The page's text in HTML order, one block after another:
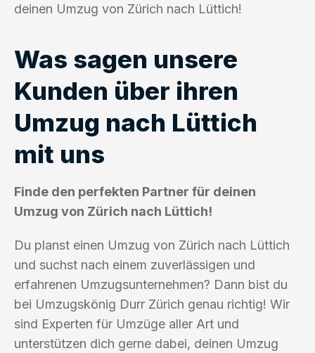
deinen Umzug von Zürich nach Lüttich!
Was sagen unsere
Kunden über ihren
Umzug nach Lüttich
mit uns
Finde den perfekten Partner für deinen
Umzug von Zürich nach Lüttich!
Du planst einen Umzug von Zürich nach Lüttich
und suchst nach einem zuverlässigen und
erfahrenen Umzugsunternehmen? Dann bist du
bei Umzugskönig Durr Zürich genau richtig! Wir
sind Experten für Umzüge aller Art und
unterstützen dich gerne dabei, deinen Umzug